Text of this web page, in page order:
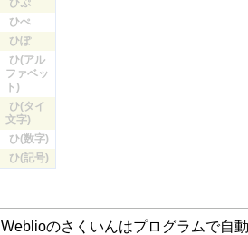
ひぷ
ひぺ
ひぽ
ひ(アル
ファベッ
ト)
ひ(タイ
文字)
ひ(数字)
ひ(記号)
Weblioのさくいんはプログラムで自